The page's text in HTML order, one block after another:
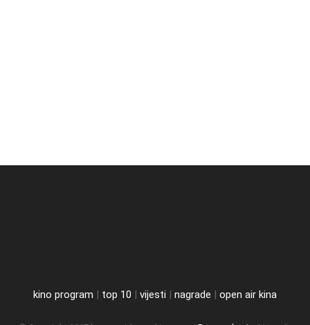
kino program | top 10 | vijesti | nagrade | open air kina